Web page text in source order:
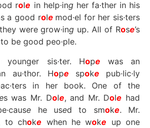
role in help·ingher fa·ther in his
a good role mod·el for her sis·ters
were grow·ing up. All of Rose’s
be good peo·ple.
younger sis·ter. Hope was an
au·thor. Hope spoke pub·lic·ly
in her book. One of the
s was Mr. Dole, and Mr. Dole had
e he used to smoke. Mr.
to choke when he woke up one